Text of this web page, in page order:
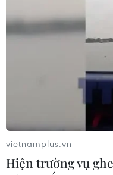
vietnamplus.vn
Hiện trường vụ